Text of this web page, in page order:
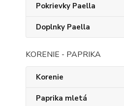
Pokrievky Paella
Doplnky Paella
KORENIE - PAPRIKA
Korenie
Paprika mletá